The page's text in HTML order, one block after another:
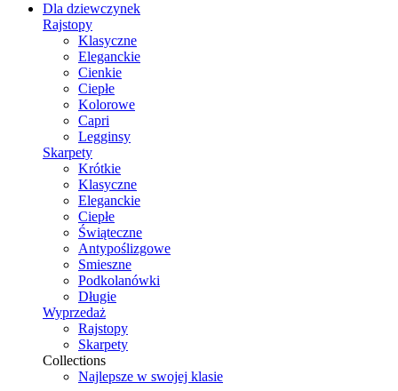
Dla dziewczynek
Rajstopy
Klasyczne
Eleganckie
Cienkie
Ciepłe
Kolorowe
Capri
Legginsy
Skarpety
Krótkie
Klasyczne
Eleganckie
Ciepłe
Świąteczne
Antypoślizgowe
Smieszne
Podkolanówki
Długie
Wyprzedaż
Rajstopy
Skarpety
Collections
Najlepsze w swojej klasie